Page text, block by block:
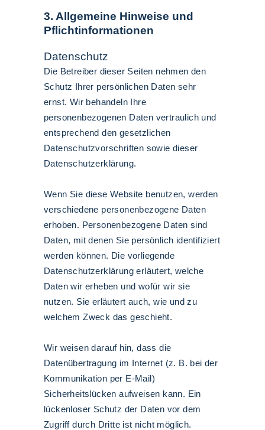
3. Allgemeine Hinweise und
Pflichtinformationen
Datenschutz
Die Betreiber dieser Seiten nehmen den
Schutz Ihrer persönlichen Daten sehr
ernst. Wir behandeln Ihre
personenbezogenen Daten vertraulich und
entsprechend den gesetzlichen
Datenschutzvorschriften sowie dieser
Datenschutzerklärung.
Wenn Sie diese Website benutzen, werden
verschiedene personenbezogene Daten
erhoben. Personenbezogene Daten sind
Daten, mit denen Sie persönlich identifiziert
werden können. Die vorliegende
Datenschutzerklärung erläutert, welche
Daten wir erheben und wofür wir sie
nutzen. Sie erläutert auch, wie und zu
welchem Zweck das geschieht.
Wir weisen darauf hin, dass die
Datenübertragung im Internet (z. B. bei der
Kommunikation per E-Mail)
Sicherheitslücken aufweisen kann. Ein
lückenloser Schutz der Daten vor dem
Zugriff durch Dritte ist nicht möglich.